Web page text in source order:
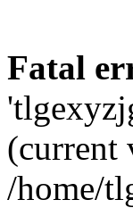
Fatal
(current
/home/